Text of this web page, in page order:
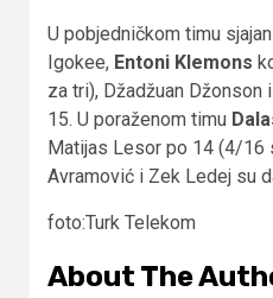
U pobjedničkom timu
Igokee, Entoni Klemons
za tri), Džadžuan
15. U poraženom timu
Matijas Lesor po 14 (4/16
Avramović i Zek Ledej su
foto:Turk Telekom
About The